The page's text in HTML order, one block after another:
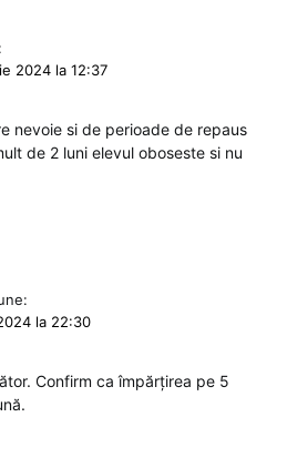
2024 la 12:37
nevoie si de perioade de repaus
de 2 luni elevul oboseste si nu
la 22:30
Confirm ca împărțirea pe 5